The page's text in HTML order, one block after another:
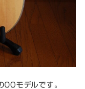
０モデルです。